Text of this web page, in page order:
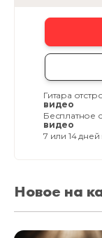
Гитара
видео
Бесплатное
видео
7 или 14 дней
Новое на